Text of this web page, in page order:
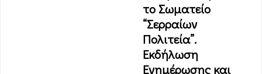
το Σωματείο
“Σερραίων
Πολιτεία”.
Εκδήλωση
Ενημέρωσης και